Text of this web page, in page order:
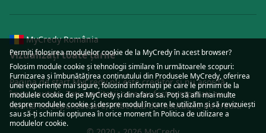
MyCredy România
Vizualizați toate țările
Pagina de start MyCredy nu este creditor și nu acordă
împrumuturi. Toți creditorii care au fost comparați au o
licență corespunzătoare, eliberată de instituțiile de credit.
Permiţi folosirea modulelor cookie de la MyCredy în acest browser?
Folosim modulecookieşi tehnologii similare în următoarele scopuri:
Furnizarea şi îmbunătăţirea conţinutului din Produsele MyCredy, oferirea
unei experienţe mai sigure, folosind informaţii pe care le primim de la
modulele cookie de pe MyCredy şi din afara sa. Poţi să afli mai multe
despre modulele cookie şi despre modul în care le utilizăm şi să revizuieşti
sau să-ţi schimbi opţiunea în orice moment în Politica de utilizare a
modulelorcookie.